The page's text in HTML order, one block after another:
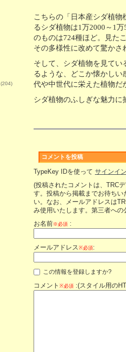
(204)
こちらの「日本産シダ植
るシダ植物は1万2000～1
のものは724種ほど。見た
その多様性に改めて驚かさ
そして、シダ植物を見て
るような、どこか懐かし
代や中世代に栄えた植物だ
シダ植物のふしぎな魅力
コメントを投稿
TypeKey IDを使って サインイ
(投稿されたコメントは、TRC
す。投稿から掲載までお待ち
い。なお、メールアドレスは
み使用いたします。第三者へ
お名前※必須 :
メールアドレス※必須:
この情報を登録しますか?
コメント ※必須 :(スタイル用の